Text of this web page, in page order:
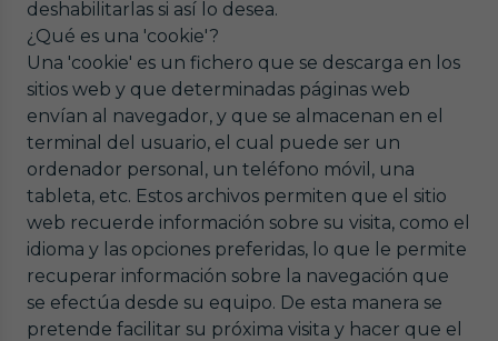
deshabilitarlas si así lo desea.
¿Qué es una 'cookie'?
Una 'cookie' es un fichero que se descarga en los
sitios web y que determinadas páginas web
envían al navegador, y que se almacenan en el
terminal del usuario, el cual puede ser un
ordenador personal, un teléfono móvil, una
tableta, etc. Estos archivos permiten que el sitio
web recuerde información sobre su visita, como el
idioma y las opciones preferidas, lo que le permite
recuperar información sobre la navegación que
se efectúa desde su equipo. De esta manera se
pretende facilitar su próxima visita y hacer que el